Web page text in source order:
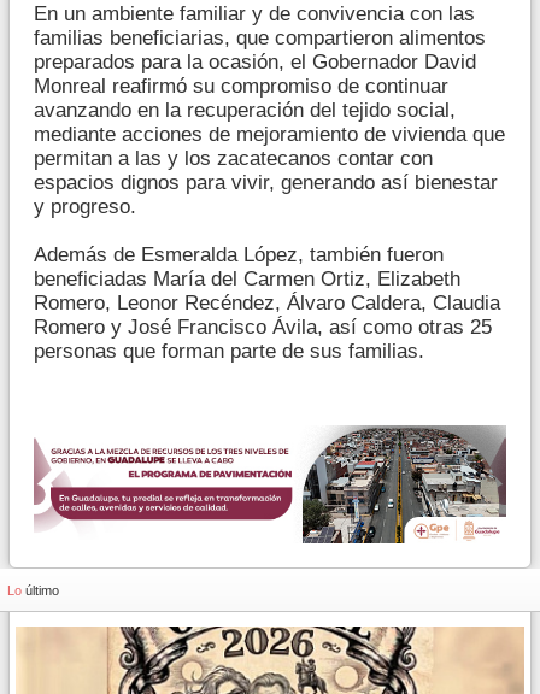
En un ambiente familiar y de convivencia con las
familias beneficiarias, que compartieron alimentos
preparados para la ocasión, el Gobernador David
Monreal reafirmó su compromiso de continuar
avanzando en la recuperación del tejido social,
mediante acciones de mejoramiento de vivienda que
permitan a las y los zacatecanos contar con
espacios dignos para vivir, generando así bienestar
y progreso.
Además de Esmeralda López, también fueron
beneficiadas María del Carmen Ortiz, Elizabeth
Romero, Leonor Recéndez, Álvaro Caldera, Claudia
Romero y José Francisco Ávila, así como otras 25
personas que forman parte de sus familias.
Lo último